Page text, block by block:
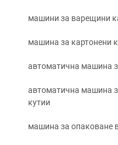
машини за варещини
машина за картонени
автоматична машина
автоматична машина
кутии
машина за опаковане